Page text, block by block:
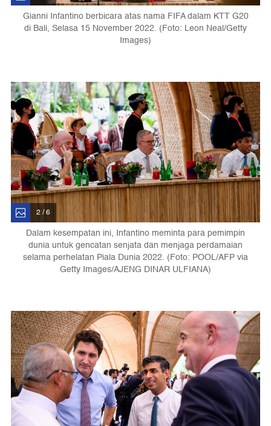
Gianni Infantino berbicara atas nama FIFA dalam KTT G20
di Bali, Selasa 15 November 2022. (Foto: Leon Neal/Getty
Images)
2 / 6
Dalam kesempatan ini, Infantino meminta para pemimpin
dunia untuk gencatan senjata dan menjaga perdamaian
selama perhelatan Piala Dunia 2022. (Foto: POOL/AFP via
Getty Images/AJENG DINAR ULFIANA)